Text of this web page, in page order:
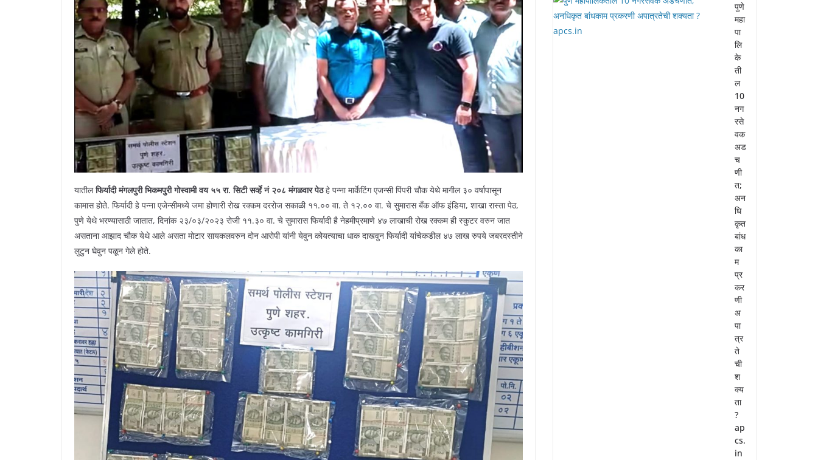
यातीलफिर्यादी मंगलपुरी भिकमपुरी गोस्वामी वय ५५ रा. सिटी सर्व्हे नं २०८ मंगळवार पेठहे पन्ना मार्केटिंग एजन्सी पिंपरी चौक येथे मागील ३० वर्षापासून
कामास होते. फिर्यादी हे पन्ना एजेन्सीमध्ये जमा होणारी रोख रक्कम दररोज सकाळी ११.०० वा. ते १२.०० वा. चे सुमारास बँक ऑफ इंडिया, शाखा रास्ता पेठ,
पुणे येथे भरण्यासाठी जातात, दिनांक २३/०३/२०२३ रोजी ११.३० वा. चे सुमारास फिर्यादी है नेहमीप्रमाणे ४७ लाखाची रोख रक्कम ही स्कुटर वरुन जात
असताना आझाद चौक येथे आले असता मोटार सायकलवरुन दोन आरोपी यांनी येवुन कोयत्याचा धाक दाखवुन फिर्यादी यांचेकडील ४७ लाख रुपये जबरदस्तीने
लुटुन घेवुन पळून गेले होते.
पुणे
महा
पा
लि
के
ती
ल
10
नग
रसे
वक
अड
च
णी
त;
अन
धि
कृत
बांध
का
म
प्र
कर
णी
अ
पा
त्र
ते
ची
श
क्य
ता
?
ap
cs.
in